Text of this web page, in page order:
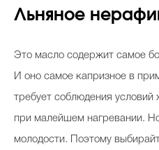
Льняное
Это масло содержит самое
И оно самое капризное в
требует соблюдения условий
при малейшем нагревании.
молодости. Поэтому